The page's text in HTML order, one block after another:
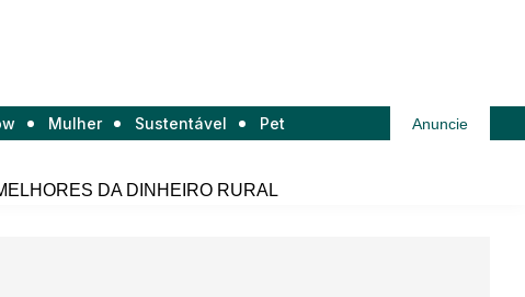
Mulher Sustentável Pet Anuncie
DA DINHEIRO RURAL